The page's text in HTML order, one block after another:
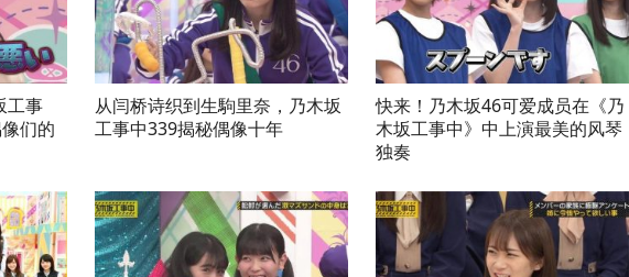
工事
们的
从闫桥诗织到生駒里奈，乃木坂
工事中339揭秘偶像十年
快来！乃木坂46可爱成员在《乃
木坂工事中》中上演最美的风琴
独奏